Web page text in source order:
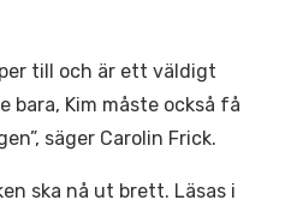
till och är ett väldigt
bara, Kim måste också få
säger Carolin Frick.
ska nå ut brett. Läsas i